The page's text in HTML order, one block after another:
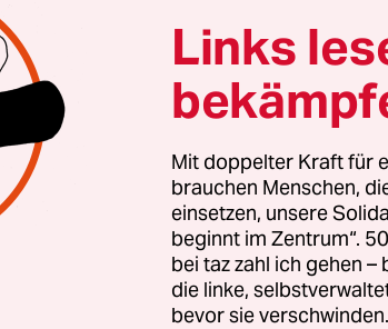
in aller Stille, ohne die sonst von
triumphalen Technobeats in
Beifall gibt es nicht.
sie vor der
des Eurorettungsschirms
überzeugen will die Kanzlerin auf
Schon bei der ersten
sich die CDU-Bundesvorsitzende
Kritik an ihrem Kurs der
Links
Mit doppelter Kraft für
brauchen Menschen,
einsetzen, unsere
beginnt im Zentrum“.
bei taz zahl ich gehen
die linke,
bevor sie